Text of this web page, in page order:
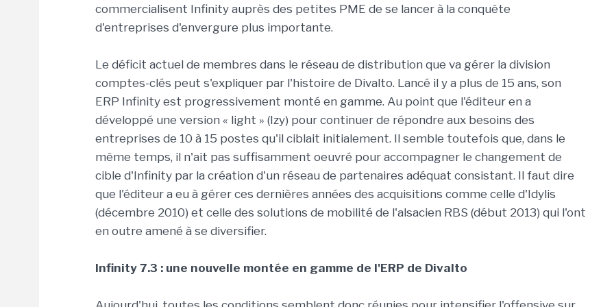
commercialisent Infinity auprès des petites PME de se lancer à la conquête
d'entreprises d'envergure plus importante.
Le déficit actuel de membres dans le réseau de distribution que va gérer la division
comptes-clés peut s'expliquer par l'histoire de Divalto. Lancé il y a plus de 15 ans, son
ERP Infinity est progressivement monté en gamme. Au point que l'éditeur en a
développé une version « light » (Izy) pour continuer de répondre aux besoins des
entreprises de 10 à 15 postes qu'il ciblait initialement. Il semble toutefois que, dans le
même temps, il n'ait pas suffisamment oeuvré pour accompagner le changement de
cible d'Infinity par la création d'un réseau de partenaires adéquat consistant. Il faut dire
que l'éditeur a eu à gérer ces dernières années des acquisitions comme celle d'Idylis
(décembre 2010) et celle des solutions de mobilité de l'alsacien RBS (début 2013) qui l'ont
en outre amené à se diversifier.
Infinity 7.3 : une nouvelle montée en gamme de l'ERP de Divalto